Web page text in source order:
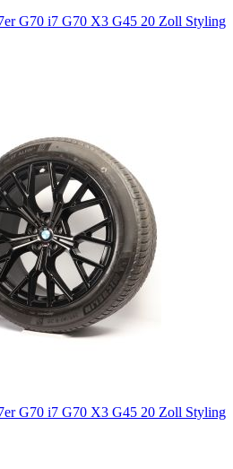
G70 i7 G70 X3 G45 20 Zoll Styling
G70 i7 G70 X3 G45 20 Zoll Styling